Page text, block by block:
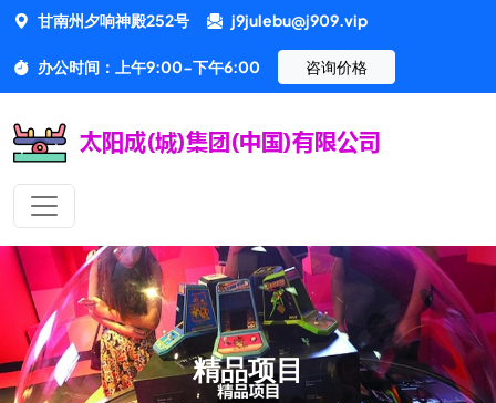
甘南州夕响神殿252号 j9julebu@j909.vip
办公时间：上午9:00-下午6:00 咨询价格
精品项目